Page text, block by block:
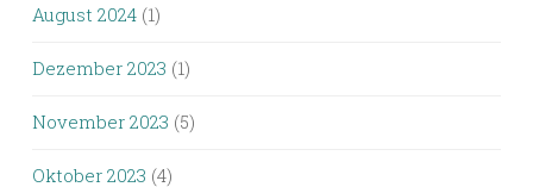
August 2024 (1)
Dezember 2023 (1)
November 2023 (5)
Oktober 2023 (4)